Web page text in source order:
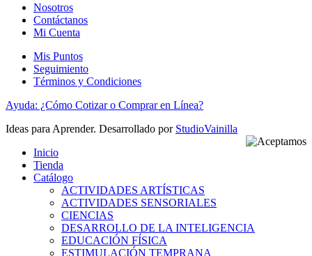
Nosotros
Contáctanos
Mi Cuenta
Mis Puntos
Seguimiento
Términos y Condiciones
Ayuda: ¿Cómo Cotizar o Comprar en Línea?
Ideas para Aprender. Desarrollado por StudioVainilla
Inicio
Tienda
Catálogo
ACTIVIDADES ARTÍSTICAS
ACTIVIDADES SENSORIALES
CIENCIAS
DESARROLLO DE LA INTELIGENCIA
EDUCACIÓN FÍSICA
ESTIMULACIÓN TEMPRANA